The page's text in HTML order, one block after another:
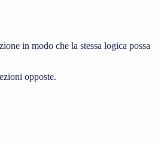
in modo che la stessa logica possa
opposte.